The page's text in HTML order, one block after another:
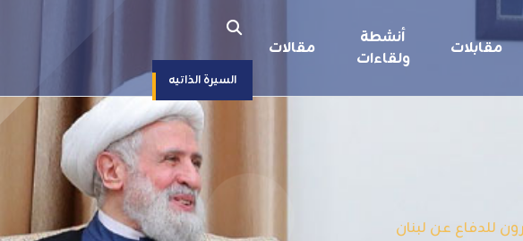
مقابلات
أنشطة
ولقاءات
مقالات
السيرة الذاتيه
للدفاع عن لبنان